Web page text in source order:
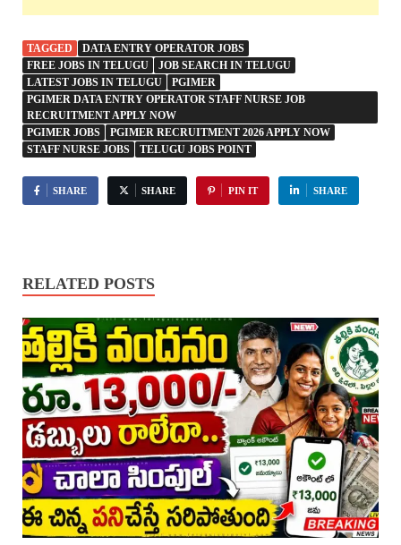
TAGGED
DATA ENTRY OPERATOR JOBS
FREE JOBS IN TELUGU
JOB SEARCH IN TELUGU
LATEST JOBS IN TELUGU
PGIMER
PGIMER DATA ENTRY OPERATOR STAFF NURSE JOB
RECRUITMENT APPLY NOW
PGIMER JOBS
PGIMER RECRUITMENT 2026 APPLY NOW
STAFF NURSE JOBS
TELUGU JOBS POINT
SHARE SHARE PIN IT SHARE
RELATED POSTS